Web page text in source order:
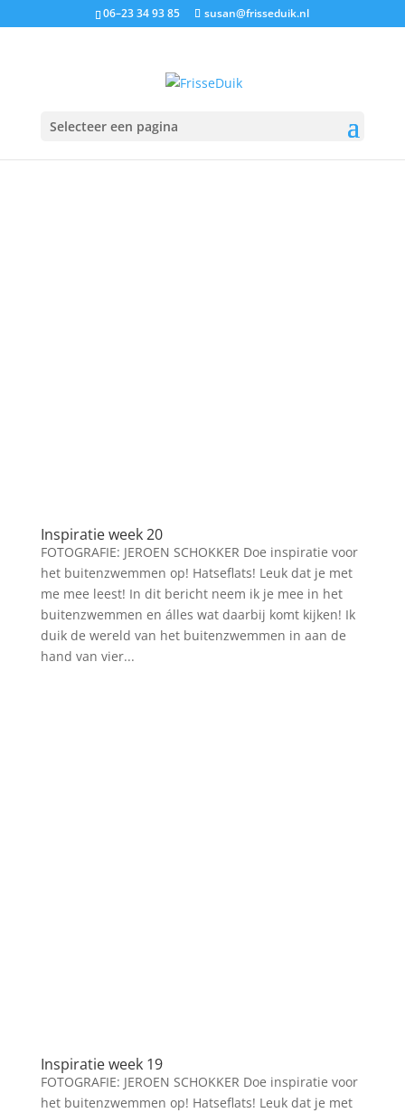
06–23 34 93 85 susan@frisseduik.nl
Selecteer een pagina
Inspiratie week 20
FOTOGRAFIE: JEROEN SCHOKKER Doe inspiratie voor
het buitenzwemmen op! Hatseflats! Leuk dat je met
me mee leest! In dit bericht neem ik je mee in het
buitenzwemmen en álles wat daarbij komt kijken! Ik
duik de wereld van het buitenzwemmen in aan de
hand van vier...
Inspiratie week 19
FOTOGRAFIE: JEROEN SCHOKKER Doe inspiratie voor
het buitenzwemmen op! Hatseflats! Leuk dat je met